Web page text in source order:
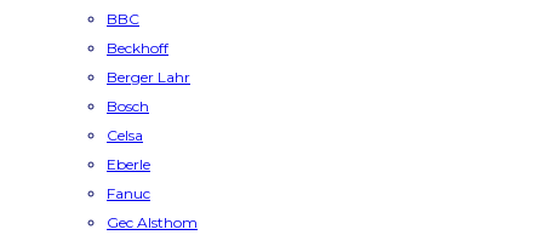
BBC
Beckhoff
Berger Lahr
Bosch
Celsa
Eberle
Fanuc
Gec Alsthom